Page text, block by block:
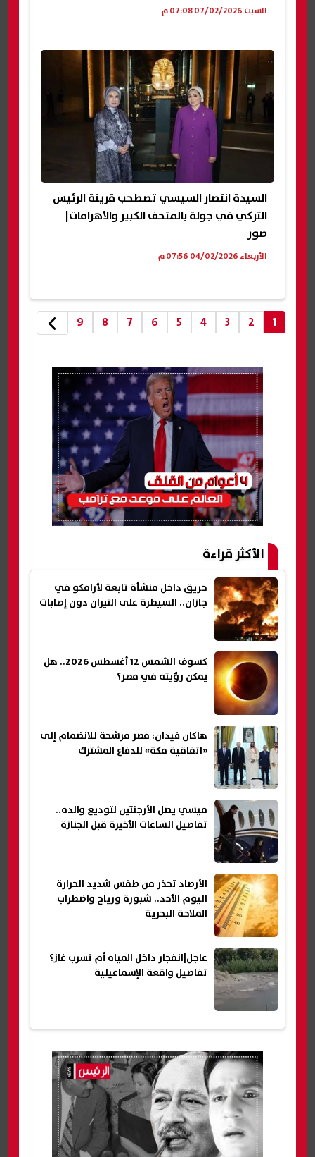
السبت 07/02/2026 07:08 م
السيدة انتصار السيسي تصطحب قرينة الرئيس
التركي في جولة بالمتحف الكبير والأهرامات|
صور
الأربعاء 04/02/2026 07:56 م
1
2
3
4
5
6
7
8
9
الأكثر قراءة
حريق داخل منشأة تابعة لأرامكو في
جازان.. السيطرة على النيران دون إصابات
كسوف الشمس 12 أغسطس 2026.. هل
يمكن رؤيته في مصر؟
هاكان فيدان: مصر مرشحة للانضمام إلى
«اتفاقية مكة» للدفاع المشترك
ميسي يصل الأرجنتين لتوديع والده..
تفاصيل الساعات الأخيرة قبل الجنازة
الأرصاد تحذر من طقس شديد الحرارة
اليوم الأحد.. شبورة ورياح واضطراب
الملاحة البحرية
عاجل|انفجار داخل المياه أم تسرب غاز؟
تفاصيل واقعة الإسماعيلية